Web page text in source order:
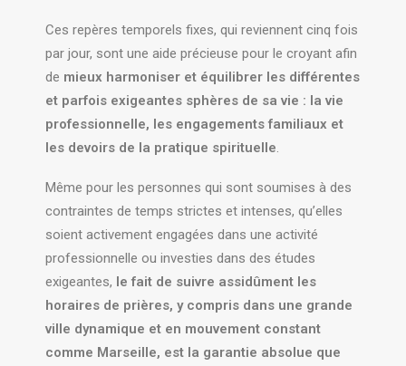
Ces repères temporels fixes, qui reviennent cinq fois
par jour, sont une aide précieuse pour le croyant afin
de mieux harmoniser et équilibrer les différentes
et parfois exigeantes sphères de sa vie : la vie
professionnelle, les engagements familiaux et
les devoirs de la pratique spirituelle.
Même pour les personnes qui sont soumises à des
contraintes de temps strictes et intenses, qu’elles
soient activement engagées dans une activité
professionnelle ou investies dans des études
exigeantes, le fait de suivre assidûment les
horaires de prières, y compris dans une grande
ville dynamique et en mouvement constant
comme Marseille, est la garantie absolue que